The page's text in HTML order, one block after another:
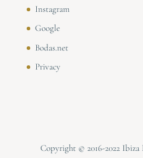
Instagram
Google
Bodas.net
Privacy
Copyright © 2016-2022